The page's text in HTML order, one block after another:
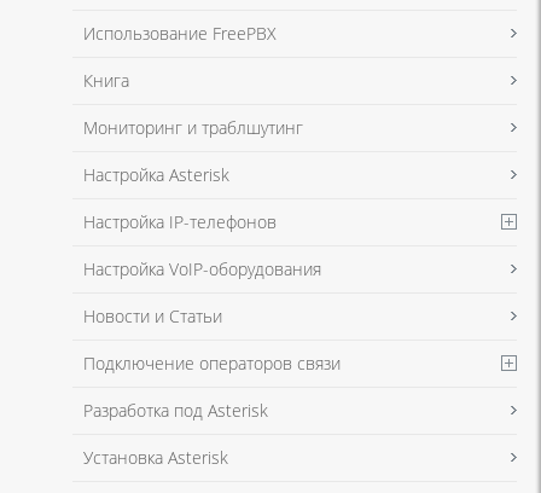
Использование FreePBX
Книга
Мониторинг и траблшутинг
Настройка Asterisk
Настройка IP-телефонов
Настройка VoIP-оборудования
Новости и Статьи
Подключение операторов связи
Разработка под Asterisk
Установка Asterisk